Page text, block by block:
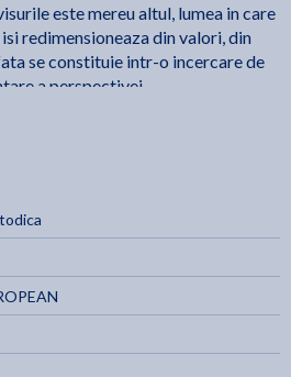
este mereu altul, lumea in care
redimensioneaza din valori, din
se constituie intr-o incercare de
a perspectivei
prin ilustrarea unora dintre
palarie. infatisa un sarpe boa care
atunci sarpele boa pe dinauntru,
si oamenii mari. Ei au
[...] Oamenii mari nu pricep
obositor pentru copii sa le dea
"